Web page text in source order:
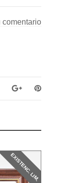
37 × 47 cm
de
comentario
EXISTENC. LIM.